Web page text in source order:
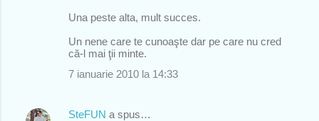
Una peste alta, mult succes.
Un nene care te cunoaşte dar pe care nu cred
că-l mai ţii minte.
7 ianuarie 2010 la 14:33
SteFUN a spus…